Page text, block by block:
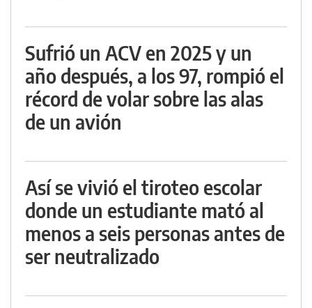
Sufrió un ACV en 2025 y un
año después, a los 97, rompió el
récord de volar sobre las alas
de un avión
Así se vivió el tiroteo escolar
donde un estudiante mató al
menos a seis personas antes de
ser neutralizado